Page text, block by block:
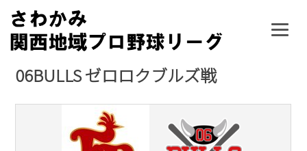
Skip
content
06BULLS ゼロロクブルズ戦